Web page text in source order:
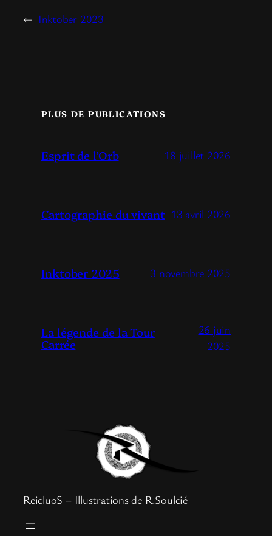
← Inktober 2023
PLUS DE PUBLICATIONS
Esprit de l’Orb 18 juillet 2026
Cartographie du vivant 13 avril 2026
Inktober 2025 3 novembre 2025
La légende de la Tour
Carrée
26 juin
2025
ReicluoS – Illustrations de R.Soulcié